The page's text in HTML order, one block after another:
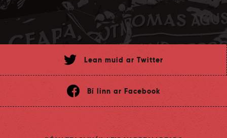
Lean muid ar Twitter
Bí linn ar Facebook